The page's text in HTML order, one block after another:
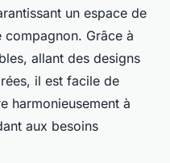
un espace de
Grâce à
allant des designs
il est facile de
harmonieusement à
aux besoins